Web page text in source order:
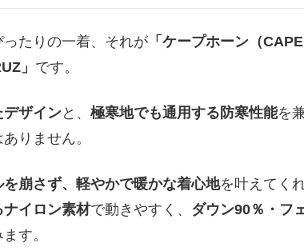
たりの一着、それが 「ケープホーン（
」 です。
デザインと、 極寒地でも通用する防寒性能を
りません。
を崩さず、軽やかで暖かな着心地を叶えてく
イロン素材で動きやすく、 ダウン90％・フ
す。